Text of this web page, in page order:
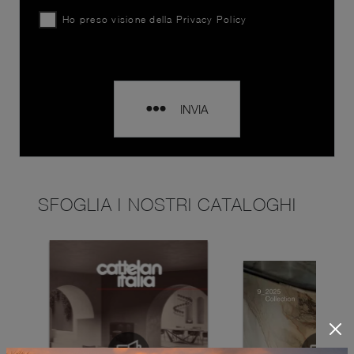
Ho preso visione della Privacy Policy
INVIA
SFOGLIA I NOSTRI CATALOGHI